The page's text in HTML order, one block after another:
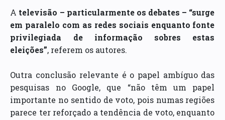
A televisão – particularmente os debates – “surge
em paralelo com as redes sociais enquanto fonte
privilegiada de informação sobres estas
eleições”, referem os autores.
Outra conclusão relevante é o papel ambíguo das
pesquisas no Google, que “não têm um papel
importante no sentido de voto, pois numas regiões
parece ter reforçado a tendência de voto, enquanto